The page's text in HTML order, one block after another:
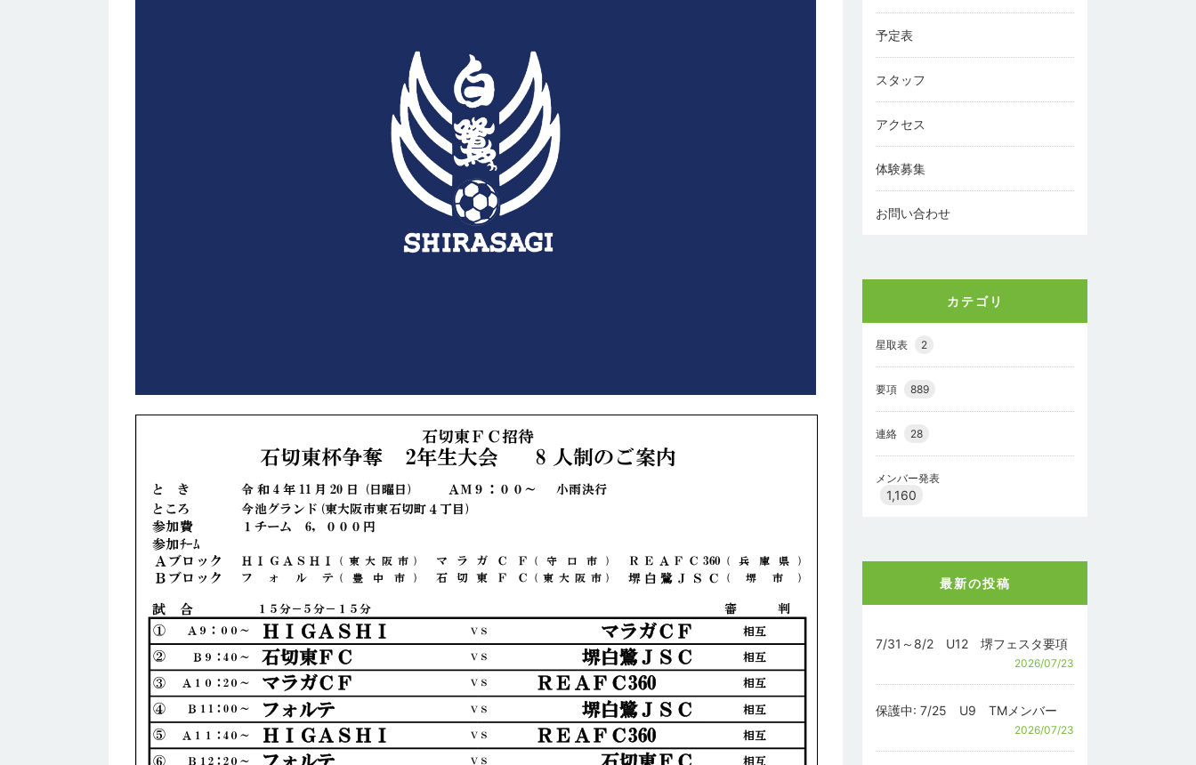
予定表
スタッフ
アクセス
体験募集
お問い合わせ
カテゴリ
星取表 2
要項 889
連絡 28
メンバー発表
1,160
最新の投稿
7/31～8/2 U12 堺フェスタ要項
2026/07/23
保護中: 7/25 U9 TMメンバー
2026/07/23